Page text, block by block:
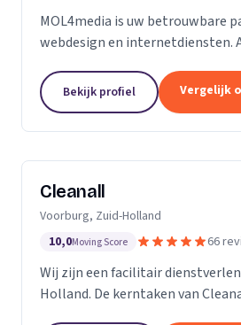
MOL4media is uw betrouwbare
webdesign en internetdiensten.
Content Management Systeem
van der Helm,...
Bekijk profiel Vergelijk
Cleanall
Voorburg, Zuid-Holland
10,0Moving Score 66
Wij zijn een facilitair
Holland. De kerntaken van